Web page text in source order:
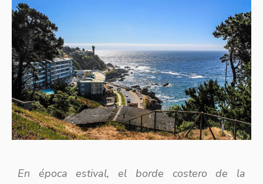
En época estival, el borde costero de la